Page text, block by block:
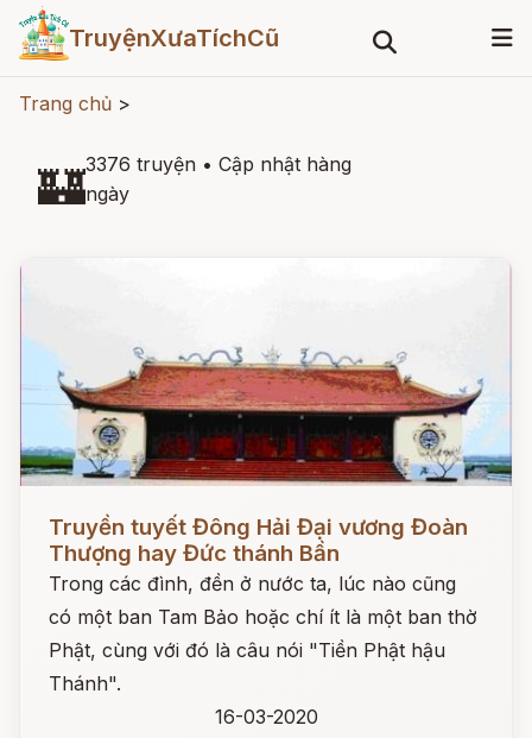
TruyệnXưaTíchCũ
Trang chủ >
🏰3376 truyện • Cập nhật hàng
ngày
Đọc ngay
Truyền tuyết Đông Hải Đại vương Đoàn
Thượng hay Đức thánh Bần
Trong các đình, đền ở nước ta, lúc nào cũng
có một ban Tam Bảo hoặc chí ít là một ban thờ
Phật, cùng với đó là câu nói "Tiền Phật hậu
Thánh".
16-03-2020